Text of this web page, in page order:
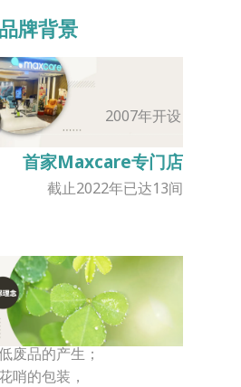
品牌背景
首家Maxcare专门店
2007年开设
截止2022年已达13间
废品的产生；
哨的包装，